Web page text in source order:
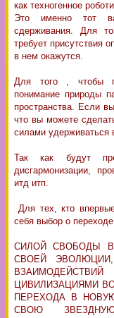
как техногенное
Это именно тот
сдерживания. Для
требует присутствия
в нем окажутся.
Для того , чтобы
понимание природы
пространства. Если
что вы можете
силами удерживаться
Так как будут
дисгармонизации,
итд итп.
Для тех, кто
себя выбор о
СИЛОЙ СВОБОДЫ
СВОЕЙ
ЦИВИЛИЗАЦИЯМИ
ПЕРЕХОДА В
СВОЮ